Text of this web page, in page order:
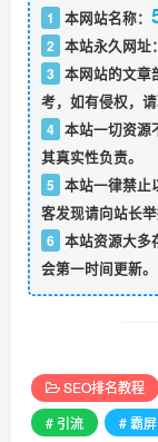
1 本网站名称：
2 本站永久网址：
3 本网站的文章
考，如有侵权，
4 本站一切资源
其真实性负责。
5 本站一律禁止
客发现请向站长
6 本站资源大多
会第一时间更新。
SEO排名教程
# 引流
# 霸屏